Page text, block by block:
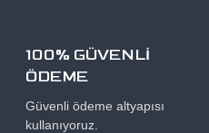
100% GÜVENLİ
ÖDEME
Güvenli ödeme altyapısı
kullanıyoruz.